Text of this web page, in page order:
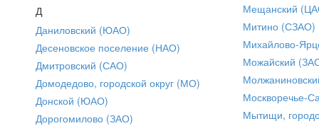
Д
Даниловский (ЮАО)
Десеновское поселение (НАО)
Дмитровский (САО)
Домодедово, городской округ (МО)
Донской (ЮАО)
Дорогомилово (ЗАО)
Мещанский
Митино (СЗАО)
Михайлово-
Можайский
Москворечье-
Мытищи,